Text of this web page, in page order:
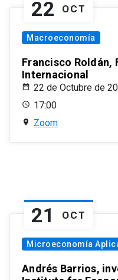
22 OCT
Macroeconomía
Francisco Roldán,
Internacional
22 de Octubre de
17:00
Zoom
21 OCT
Microeconomía
Andrés Barrios,